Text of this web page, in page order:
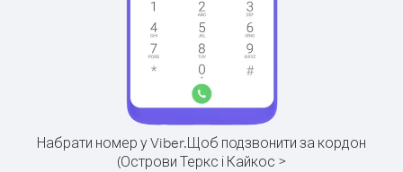
Набрати номер у Viber.Щоб подзвонити за кордон
(Острови Теркс і Кайкос >